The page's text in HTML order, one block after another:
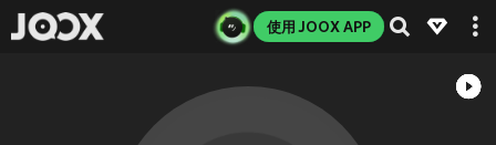
使用 JOOX APP